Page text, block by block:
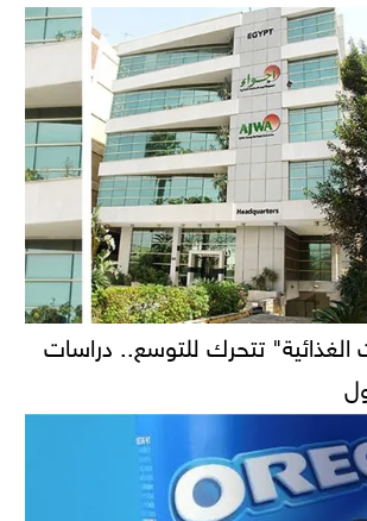
الغذائية" تتحرك للتوسع.. دراسات